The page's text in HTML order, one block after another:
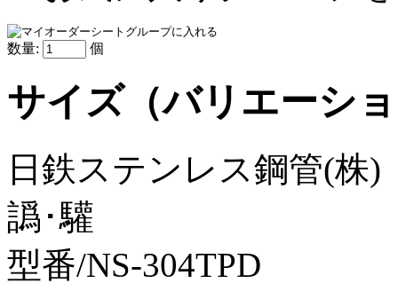
数量: 個
サイズ（バリエーシ
日鉄ステンレス鋼管(株)
譌･驩
型番/NS-304TPD